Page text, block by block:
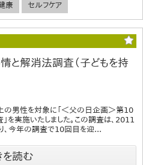
康 セルフケア
と解消法調査（子どもを持
の男性を対象に「＜父の日企画＞第10
を実施いたしました。この調査は、2011
、今年の調査で10回目を迎...
を読む